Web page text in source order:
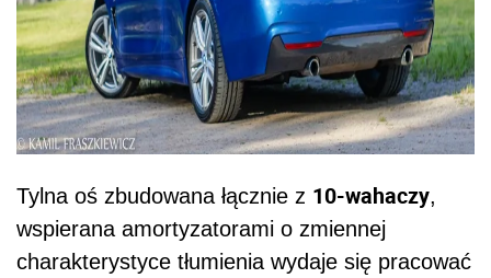
Tylna oś zbudowana łącznie z 10-wahaczy,
wspierana amortyzatorami o zmiennej
charakterystyce tłumienia wydaje się pracować